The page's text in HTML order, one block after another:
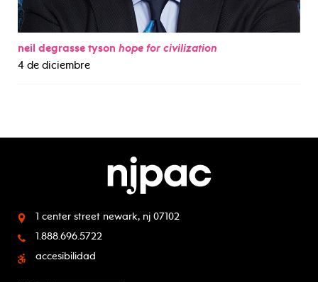
neil degrasse tyson hope for civilization
4 de diciembre
1 center street newark, nj 07102
1.888.696.5722
accesibilidad